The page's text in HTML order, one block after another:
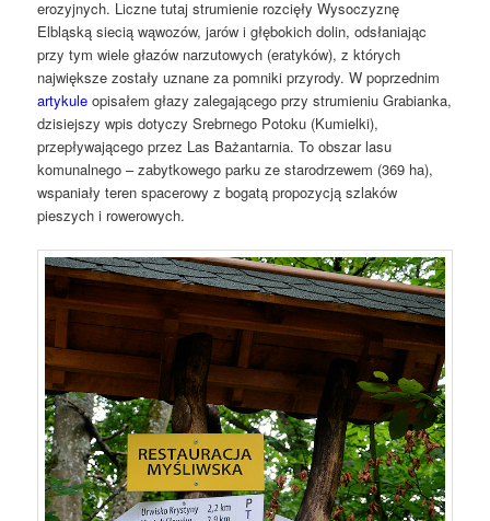
erozyjnych. Liczne tutaj strumienie rozcięły Wysoczyznę
Elbląską siecią wąwozów, jarów i głębokich dolin, odsłaniając
przy tym wiele głazów narzutowych (eratyków), z których
największe zostały uznane za pomniki przyrody. W poprzednim
artykule opisałem głazy zalegającego przy strumieniu Grabianka,
dzisiejszy wpis dotyczy Srebrnego Potoku (Kumielki),
przepływającego przez Las Bażantarnia. To obszar lasu
komunalnego – zabytkowego parku ze starodrzewem (369 ha),
wspaniały teren spacerowy z bogatą propozycją szlaków
pieszych i rowerowych.